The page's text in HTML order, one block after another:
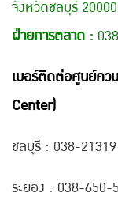
จังหวัดชลบุรี 20000
ฝ่ายการตลาด :
เบอร์ติดต่อศูนย์คว
Center)
ชลบุรี : 038-21
ระยอง : 038-